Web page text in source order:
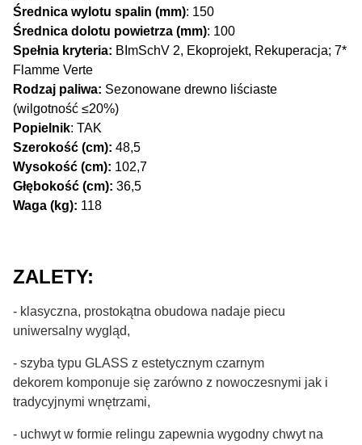
Średnica wylotu spalin (mm): 150
Średnica dolotu powietrza (mm): 100
Spełnia kryteria: BImSchV 2, Ekoprojekt, Rekuperacja; 7*
Flamme Verte
Rodzaj paliwa: Sezonowane drewno liściaste
(wilgotność ≤20%)
Popielnik: TAK
Szerokość (cm): 48,5
Wysokość (cm): 102,7
Głębokość (cm): 36,5
Waga (kg): 118
ZALETY:
- klasyczna, prostokątna obudowa nadaje piecu
uniwersalny wygląd,
- szyba typu GLASS z estetycznym czarnym
dekorem komponuje się zarówno z nowoczesnymi jak i
tradycyjnymi wnętrzami,
- uchwyt w formie relingu zapewnia wygodny chwyt na